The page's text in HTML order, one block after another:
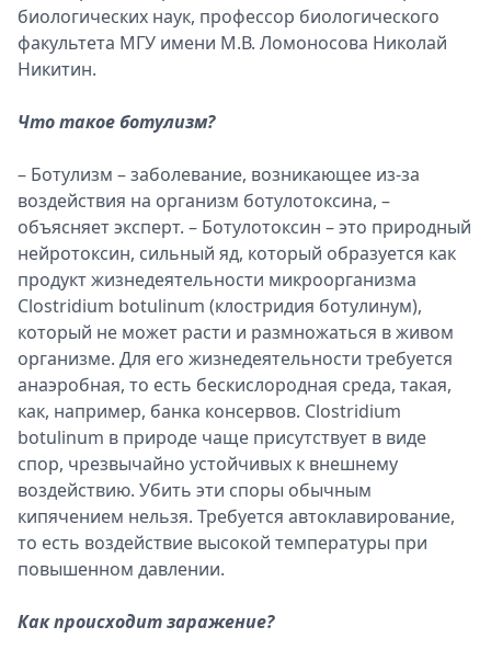
биологических наук, профессор биологического
факультета МГУ имени М.В. Ломоносова Николай
Никитин.
Что такое ботулизм?
– Ботулизм – заболевание, возникающее из-за
воздействия на организм ботулотоксина, –
объясняет эксперт. – Ботулотоксин – это природный
нейротоксин, сильный яд, который образуется как
продукт жизнедеятельности микроорганизма
Clostridium botulinum (клостридия ботулинум),
который не может расти и размножаться в живом
организме. Для его жизнедеятельности требуется
анаэробная, то есть бескислородная среда, такая,
как, например, банка консервов. Clostridium
botulinum в природе чаще присутствует в виде
спор, чрезвычайно устойчивых к внешнему
воздействию. Убить эти споры обычным
кипячением нельзя. Требуется автоклавирование,
то есть воздействие высокой температуры при
повышенном давлении.
Как происходит заражение?